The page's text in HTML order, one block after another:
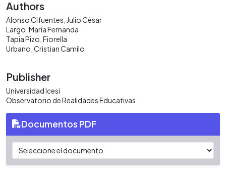
Authors
Alonso Cifuentes, Julio César
Largo, María Fernanda
Tapia Pizo, Fiorella
Urbano, Cristian Camilo
Publisher
Universidad Icesi
Observatorio de Realidades Educativas
Documentos PDF